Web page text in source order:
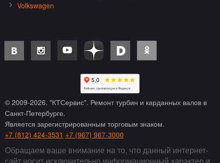
Volkswagen
© 2009-2026. "КТСервис". Ремонт турбин и карданных валов в
Санкт-Петербурге.
Является зарегистрированным торговым знаком.
+7 (812) 424-3531 +7 (967) 967-3000
Обращаем ваше внимание на то, что данный интернет-